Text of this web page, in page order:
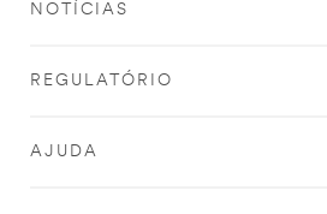
NOTÍCIAS
REGULATÓRIO
AJUDA